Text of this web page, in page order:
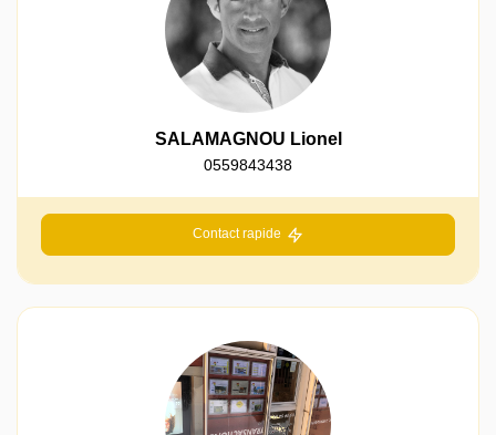
SALAMAGNOU Lionel
0559843438
Contact rapide